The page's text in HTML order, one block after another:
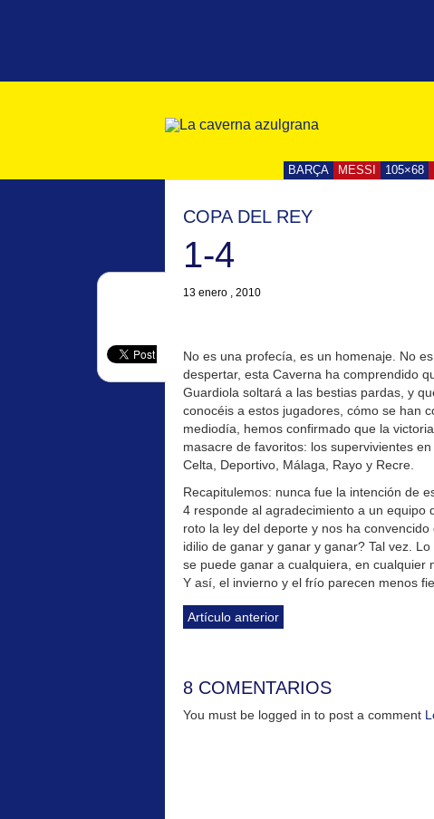
BARÇA MESSI 105×68
COPA DEL REY
1-4
13 enero , 2010
No es una profecía, es un homenaje. No
despertar, esta Caverna ha comprendido
Guardiola soltará a las bestias pardas, y
conocéis a estos jugadores, cómo se han
mediodía, hemos confirmado que la
masacre de favoritos: los supervivientes
Celta, Deportivo, Málaga, Rayo y Recre.
Recapitulemos: nunca fue la intención de
4 responde al agradecimiento a un equipo
roto la ley del deporte y nos ha
idilio de ganar y ganar y ganar? Tal vez.
se puede ganar a cualquiera, en cualquier
Y así, el invierno y el frío parecen menos
Artículo anterior
8 COMENTARIOS
You must be logged in to post a comment